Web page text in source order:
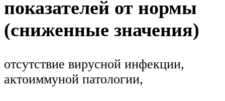
показателей от нормы
(сниженные значения)
отсутствие вирусной инфекции,
актоиммуной патологии,